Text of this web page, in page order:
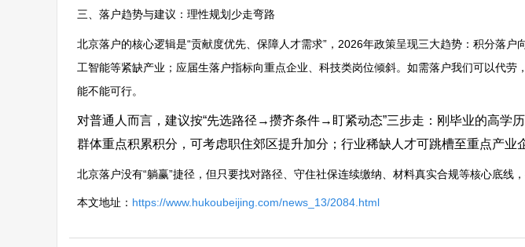
三、落户趋势与建议：理性规划少走弯路
北京落户的核心逻辑是“贡献度优先、保障人才需求”，2026年政策呈现三大趋势：积分落
工智能等紧缺产业；应届生落户指标向重点企业、科技类岗位倾斜。如需落户我们可以代
能不能可行。
对普通人而言，建议按“先选路径→攒齐条件→盯紧动态”三步走：刚毕业的高学
群体重点积累积分，可考虑职住郊区提升加分；行业稀缺人才可跳槽至重点产业
北京落户没有“躺赢”捷径，但只要找对路径、守住社保连续缴纳、材料真实合规等核心底线
本文地址： https://www.hukoubeijing.com/news_13/2084.html